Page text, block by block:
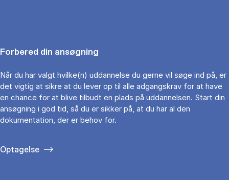
Forbered din ansøgning
Når du har valgt hvilke(n) uddannelse du gerne vil søge ind på, er
det vigtig at sikre at du lever op til alle adgangskrav for at have
en chance for at blive tilbudt en plads på uddannelsen. Start din
ansøgning i god tid, så du er sikker på, at du har al den
dokumentation, der er behov for.
Optagelse